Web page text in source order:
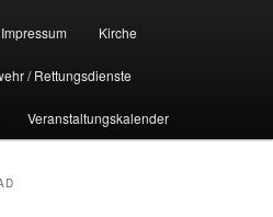
Impressum Kirche
/ Rettungsdienste
Veranstaltungskalender